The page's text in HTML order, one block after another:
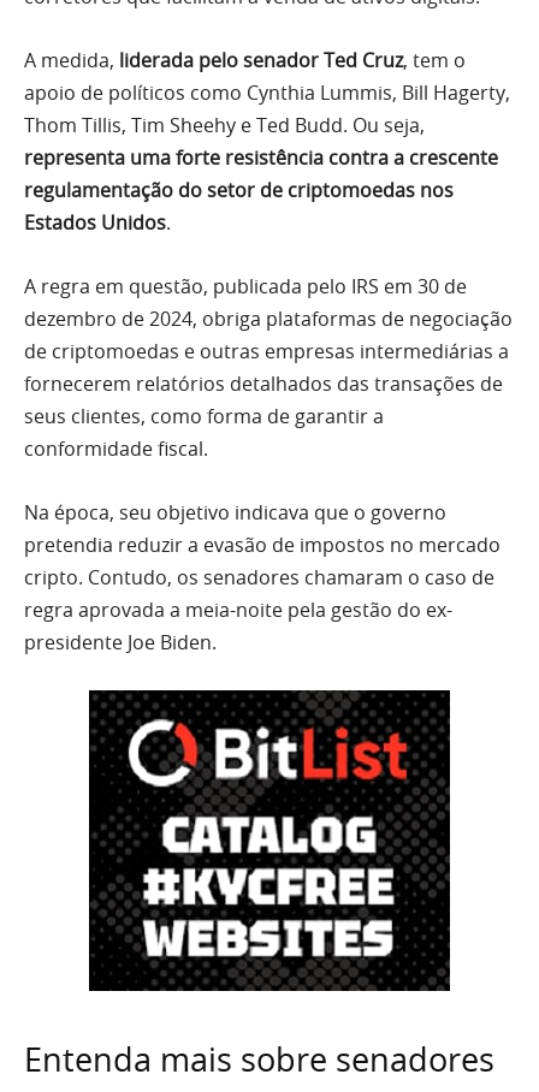
A medida, liderada pelo senador Ted Cruz, tem o
apoio de políticos como Cynthia Lummis, Bill Hagerty,
Thom Tillis, Tim Sheehy e Ted Budd. Ou seja,
representa uma forte resistência contra a crescente
regulamentação do setor de criptomoedas nos
Estados Unidos.
A regra em questão, publicada pelo IRS em 30 de
dezembro de 2024, obriga plataformas de negociação
de criptomoedas e outras empresas intermediárias a
fornecerem relatórios detalhados das transações de
seus clientes, como forma de garantir a
conformidade fiscal.
Na época, seu objetivo indicava que o governo
pretendia reduzir a evasão de impostos no mercado
cripto. Contudo, os senadores chamaram o caso de
regra aprovada a meia-noite pela gestão do ex-
presidente Joe Biden.
Entenda mais sobre senadores